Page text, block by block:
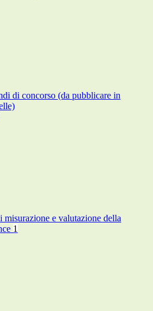
di concorso (da pubblicare in
misurazione e valutazione della
1